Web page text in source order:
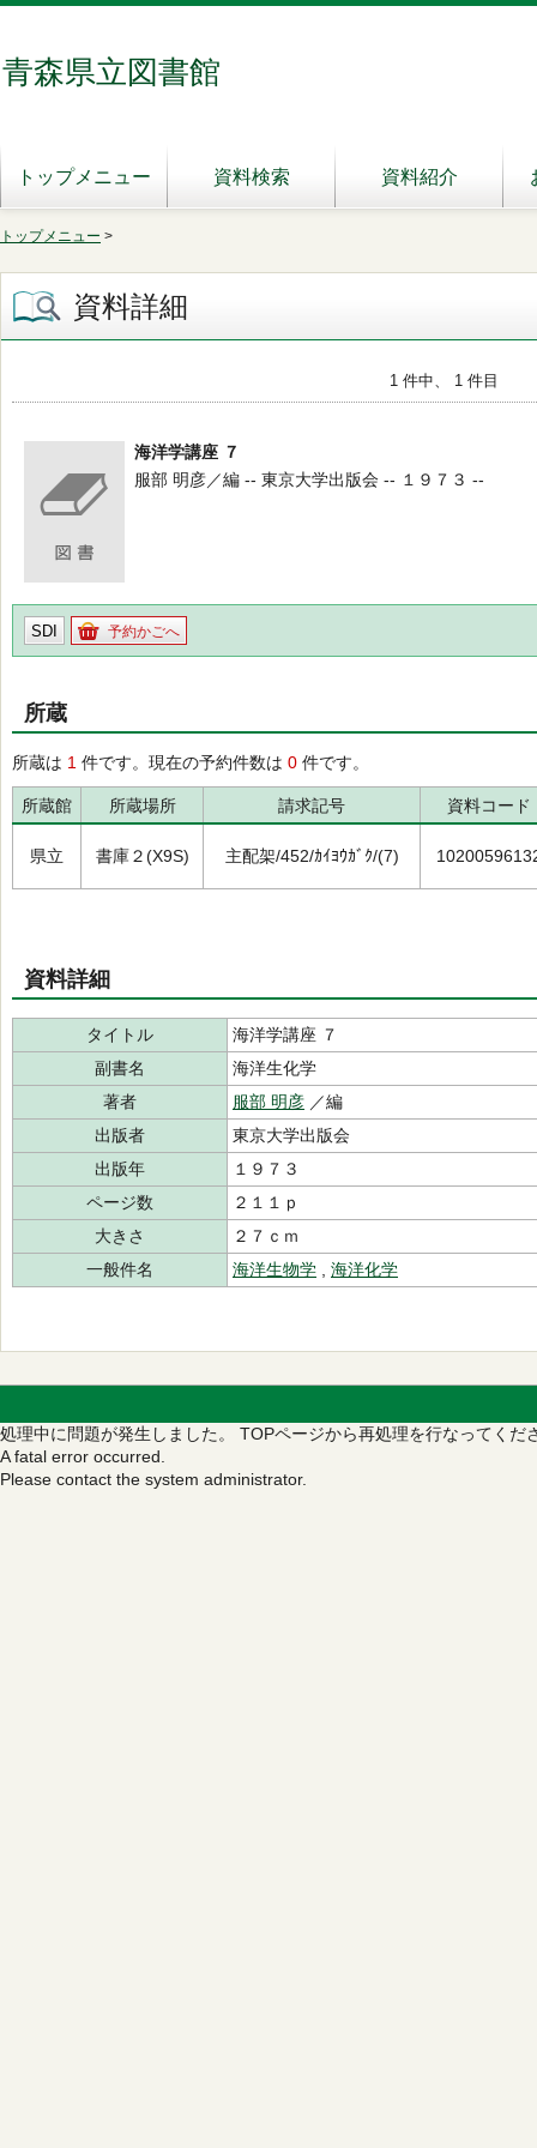
青森県立図書館
トップメニュー 資料検索 資料紹介
トップメニュー >
資料詳細
1 件中、 1 件目
海洋学講座 ７
服部 明彦／編 -- 東京大学出版会 -- １９７３ --
SDI 予約かごへ
所蔵
所蔵は 1 件です。現在の予約件数は 0 件です。
所蔵館 所蔵場所 請求記号 資料コード
県立 書庫２(X9S) 主配架/452/ｶｲﾖｳｶﾞｸ/(7)
資料詳細
タイトル
海洋学講座 ７
副書名
海洋生化学
著者
服部 明彦 ／編
出版者
東京大学出版会
出版年
１９７３
ページ数
２１１ｐ
大きさ
２７ｃｍ
一般件名
海洋生物学 海洋化学
処理中に問題が発生しました。 TOPページから再処理を行なってくだ
A fatal error occurred.
Please contact the system administrator.